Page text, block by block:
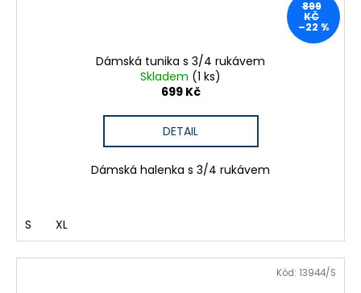
899
KČ
–22 %
Dámská tunika s 3/4 rukávem
Skladem (1 ks)
699 Kč
DETAIL
Dámská halenka s 3/4 rukávem
S XL
Kód: 13944/S